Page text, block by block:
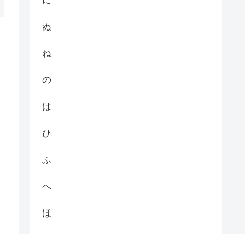
ぬ
ね
の
は
ひ
ふ
へ
ほ